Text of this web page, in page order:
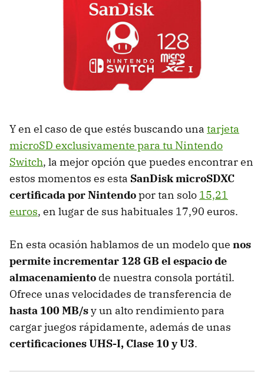
Y en el caso de que estés buscando una tarjeta
microSD exclusivamente para tu Nintendo
Switch, la mejor opción que puedes encontrar en
estos momentos es esta SanDisk microSDXC
certificada por Nintendopor tan solo 15,21
euros, en lugar de sus habituales 17,90 euros.
En esta ocasión hablamos de un modelo que nos
permite incrementar 128 GB el espacio de
almacenamiento de nuestra consola portátil.
Ofrece unas velocidades de transferencia de
hasta 100 MB/sy un alto rendimiento para
cargar juegos rápidamente, además de unas
certificaciones UHS-I, Clase 10 y U3.